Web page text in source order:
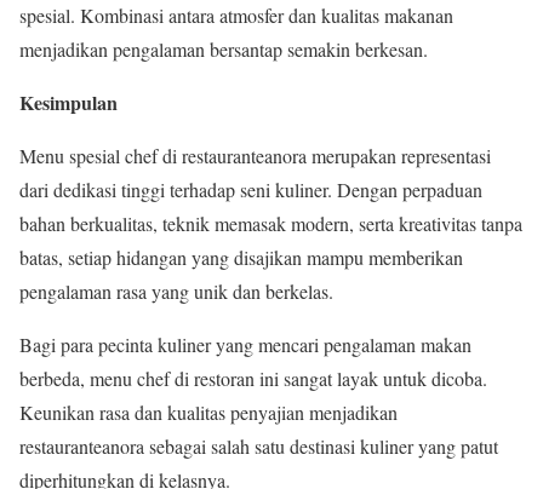
spesial. Kombinasi antara atmosfer dan kualitas makanan
menjadikan pengalaman bersantap semakin berkesan.
Kesimpulan
Menu spesial chef di restauranteanora merupakan representasi
dari dedikasi tinggi terhadap seni kuliner. Dengan perpaduan
bahan berkualitas, teknik memasak modern, serta kreativitas tanpa
batas, setiap hidangan yang disajikan mampu memberikan
pengalaman rasa yang unik dan berkelas.
Bagi para pecinta kuliner yang mencari pengalaman makan
berbeda, menu chef di restoran ini sangat layak untuk dicoba.
Keunikan rasa dan kualitas penyajian menjadikan
restauranteanora sebagai salah satu destinasi kuliner yang patut
diperhitungkan di kelasnya.